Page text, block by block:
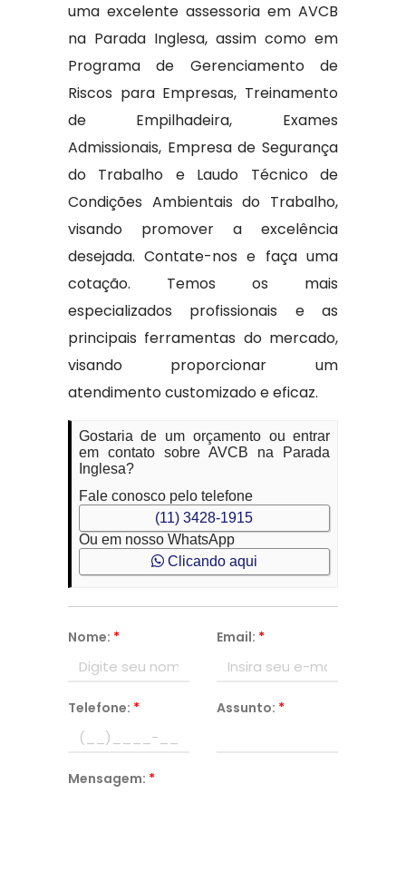
uma excelente assessoria em AVCB
na Parada Inglesa, assim como em
Programa de Gerenciamento de
Riscos para Empresas, Treinamento
de Empilhadeira, Exames
Admissionais, Empresa de Segurança
do Trabalho e Laudo Técnico de
Condições Ambientais do Trabalho,
visando promover a excelência
desejada. Contate-nos e faça uma
cotação. Temos os mais
especializados profissionais e as
principais ferramentas do mercado,
visando proporcionar um
atendimento customizado e eficaz.
Gostaria de um orçamento ou entrar
em contato sobre AVCB na Parada
Inglesa?
Fale conosco pelo telefone
(11) 3428-1915
Ou em nosso WhatsApp
Clicando aqui
Nome: * Email: *
Telefone: * Assunto: *
Mensagem: *